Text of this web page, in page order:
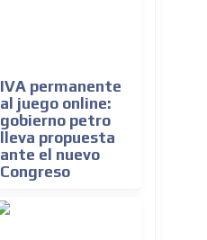
IVA permanente
al juego online:
gobierno petro
lleva propuesta
ante el nuevo
Congreso